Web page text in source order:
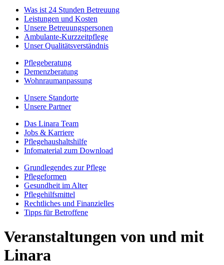
Was ist 24 Stunden Betreuung
Leistungen und Kosten
Unsere Betreuungspersonen
Ambulante-Kurzzeitpflege
Unser Qualitätsverständnis
Pflegeberatung
Demenzberatung
Wohnraumanpassung
Unsere Standorte
Unsere Partner
Das Linara Team
Jobs & Karriere
Pflegehaushaltshilfe
Infomaterial zum Download
Grundlegendes zur Pflege
Pflegeformen
Gesundheit im Alter
Pflegehilfsmittel
Rechtliches und Finanzielles
Tipps für Betroffene
Veranstaltungen von und mit
Linara